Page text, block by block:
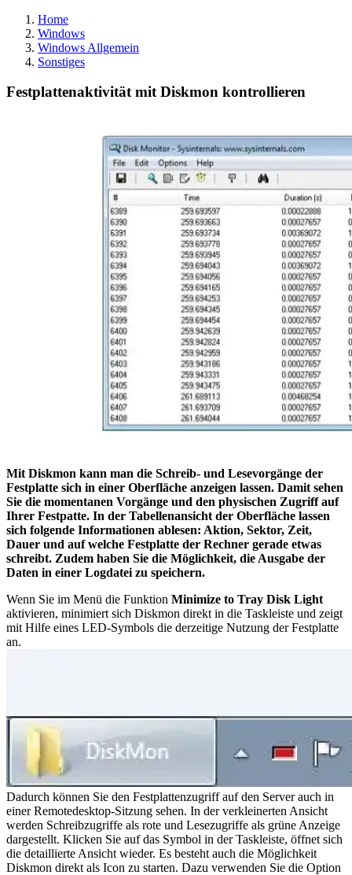
Home
Windows
Windows Allgemein
Sonstiges
Festplattenaktivität mit Diskmon kontrollieren
Mit Diskmon kann man die Schreib- und Lesevorgänge der
Festplatte sich in einer Oberfläche anzeigen lassen. Damit sehen
Sie die momentanen Vorgänge und den physischen Zugriff auf
Ihrer Festpatte. In der Tabellenansicht der Oberfläche lassen
sich folgende Informationen ablesen: Aktion, Sektor, Zeit,
Dauer und auf welche Festplatte der Rechner gerade etwas
schreibt. Zudem haben Sie die Möglichkeit, die Ausgabe der
Daten in einer Logdatei zu speichern.
Wenn Sie im Menü die Funktion Minimize to Tray Disk Light
aktivieren, minimiert sich Diskmon direkt in die Taskleiste und zeigt
mit Hilfe eines LED-Symbols die derzeitige Nutzung der Festplatte
an.
Dadurch können Sie den Festplattenzugriff auf den Server auch in
einer Remotedesktop-Sitzung sehen. In der verkleinerten Ansicht
werden Schreibzugriffe als rote und Lesezugriffe als grüne Anzeige
dargestellt. Klicken Sie auf das Symbol in der Taskleiste, öffnet sich
die detaillierte Ansicht wieder. Es besteht auch die Möglichkeit
Diskmon direkt als Icon zu starten. Dazu verwenden Sie die Option